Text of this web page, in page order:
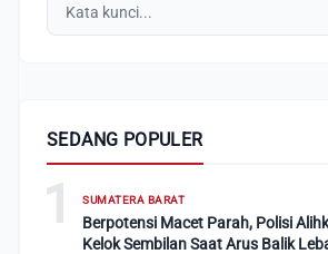
SEDANG POPULER
1 SUMATERA BARAT
Berpotensi Macet Parah, Polisi
Kelok Sembilan Saat Arus Balik